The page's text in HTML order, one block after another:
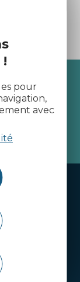
pour
avec
des